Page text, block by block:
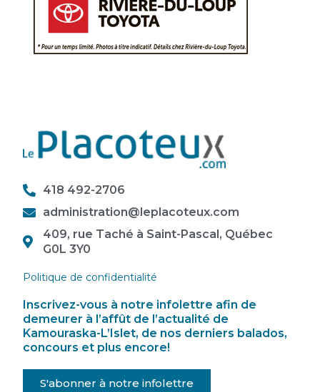
418 492-2706
administration@leplacoteux.com
409, rue Taché à Saint-Pascal, Québec
G0L 3Y0
Politique de confidentialité
Inscrivez-vous à notre infolettre afin de
demeurer à l’affût de l’actualité de
Kamouraska-L’Islet, de nos derniers balados,
concours et plus encore!
S'abonner à notre infolettre